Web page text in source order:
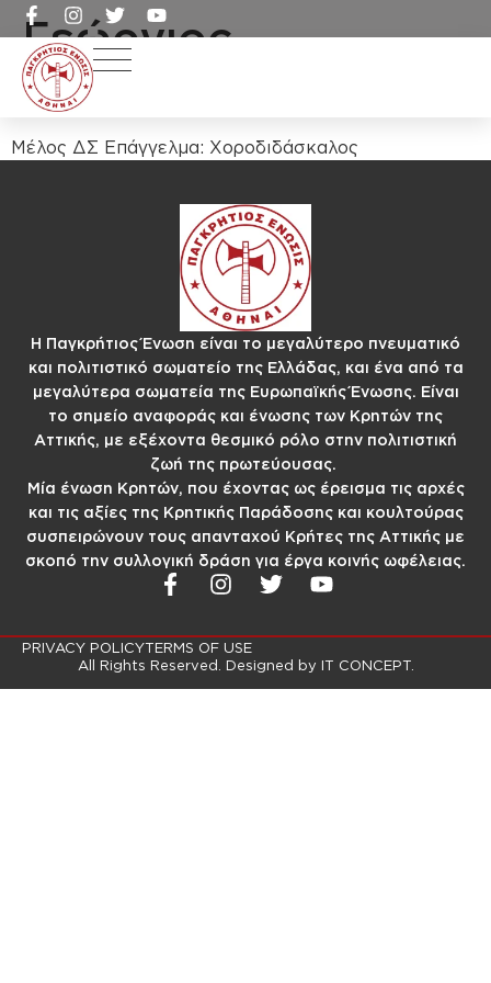
Γεώργιος
Φραγκάκης
Μέλος ΔΣ Επάγγελμα: Χοροδιδάσκαλος
Η Παγκρήτιος Ένωση είναι το μεγαλύτερο πνευματικό
και πολιτιστικό σωματείο της Ελλάδας, και ένα από τα
μεγαλύτερα σωματεία της Ευρωπαϊκής Ένωσης. Είναι
το σημείο αναφοράς και ένωσης των Κρητών της
Αττικής, με εξέχοντα θεσμικό ρόλο στην πολιτιστική
ζωή της πρωτεύουσας.
Μία ένωση Κρητών, που έχοντας ως έρεισμα τις αρχές
και τις αξίες της Κρητικής Παράδοσης και κουλτούρας
συσπειρώνουν τους απανταχού Κρήτες της Αττικής με
σκοπό την συλλογική δράση για έργα κοινής ωφέλειας.
All Rights Reserved. Designed by IT CONCEPT.
PRIVACY POLICYTERMS OF USE